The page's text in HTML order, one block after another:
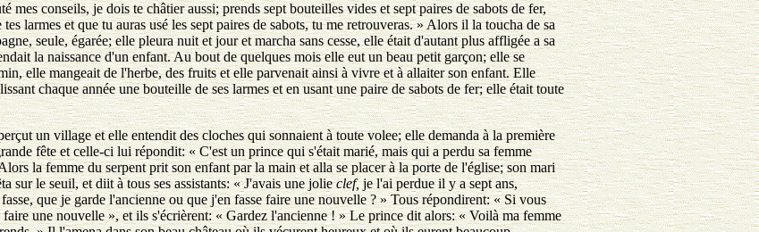
mes conseils, je dois te châtier aussi; prends sept bouteilles vides et sept paires de sabots de fer,
larmes et que tu auras usé les sept paires de sabots, tu me retrouveras. » Alors il la toucha de sa
seule, égarée; elle pleura nuit et jour et marcha sans cesse, elle était d'autant plus affligée a sa
la naissance d'un enfant. Au bout de quelques mois elle eut un beau petit garçon; elle se
elle mangeait de l'herbe, des fruits et elle parvenait ainsi à vivre et à allaiter son enfant. Elle
chaque année une bouteille de ses larmes et en usant une paire de sabots de fer; elle était toute
un village et elle entendit des cloches qui sonnaient à toute volee; elle demanda à la première
fête et celle-ci lui répondit: « C'est un prince qui s'était marié, mais qui a perdu sa femme
la femme du serpent prit son enfant par la main et alla se placer à la porte de l'église; son mari
sur le seuil, et diit à tous ses assistants: « J'avais une jolieclef,je l'ai perdue il y a sept ans,
que je garde l'ancienne ou que j'en fasse faire une nouvelle ? » Tous répondirent: « Si vous
une nouvelle », et ils s'écrièrent: « Gardez l'ancienne ! » Le prince dit alors: « Voilà ma femme